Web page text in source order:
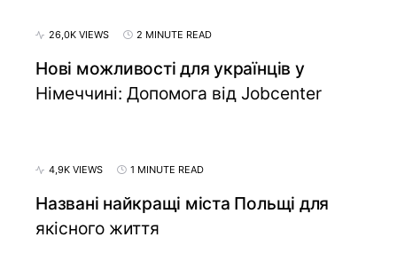
26,0K VIEWS 2 MINUTE READ
Нові можливості для українців у
Німеччині: Допомога від Jobcenter
4,9K VIEWS 1 MINUTE READ
Названі найкращі міста Польщі для
якісного життя